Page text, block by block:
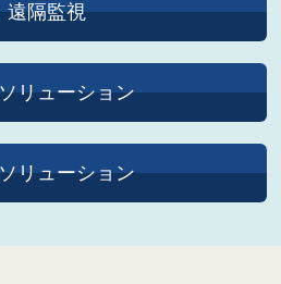
遠隔監視
リューション
リューション